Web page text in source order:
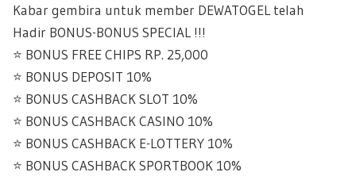
Kabar gembira untuk member DEWATOGEL telah
Hadir BONUS-BONUS SPECIAL !!!
⭐️ BONUS FREE CHIPS RP. 25,000
⭐️ BONUS DEPOSIT 10%
⭐️ BONUS CASHBACK SLOT 10%
⭐️ BONUS CASHBACK CASINO 10%
⭐️ BONUS CASHBACK E-LOTTERY 10%
⭐️ BONUS CASHBACK SPORTBOOK 10%